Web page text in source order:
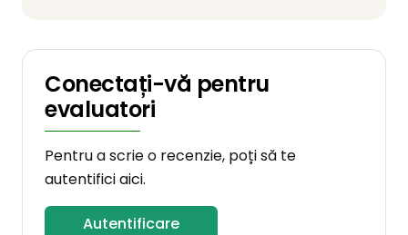
Conectați-vă pentru
evaluatori
Pentru a scrie o recenzie, poți să te
autentifici aici.
Autentificare